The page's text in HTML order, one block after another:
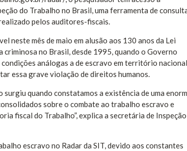
do Trabalho no Brasil, uma ferramenta de
pelos auditores-fiscais.
neste mês de maio em alusão aos 130 anos da Lei
no Brasil, desde 1995, quando o Governo
análogas a de escravo em território
essa grave violação de direitos humanos.
surgiu quando constatamos a existência de uma
sobre o combate ao trabalho escravo e
fiscal do Trabalho”, explica a secretária de
escravo no Radar da SIT, devido aos constantes